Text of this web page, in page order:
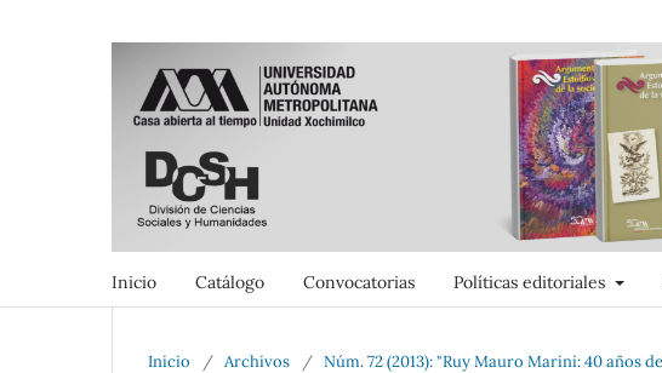
Inicio Catálogo Convocatorias Políticas editoriales
Inicio / Archivos / Núm. 72 (2013): "Ruy Mauro Marini: 40 años